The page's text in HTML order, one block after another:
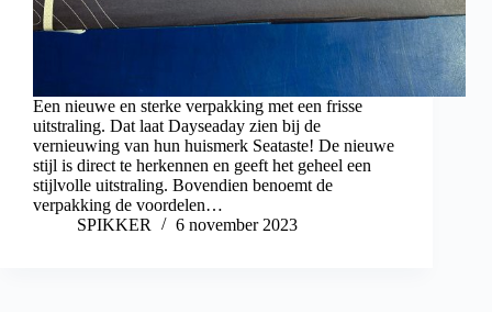
Een nieuwe en sterke verpakking met een frisse
uitstraling. Dat laat Dayseaday zien bij de
vernieuwing van hun huismerk Seataste! De nieuwe
stijl is direct te herkennen en geeft het geheel een
stijlvolle uitstraling. Bovendien benoemt de
verpakking de voordelen…
SPIKKER
6 november 2023